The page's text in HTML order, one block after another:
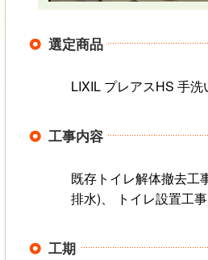
選定商品
LIXIL プレアスHS 手洗
工事内容
既存トイレ解体撤去工
排水)、 トイレ設置工
工期